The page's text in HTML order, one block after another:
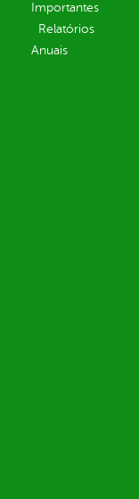
Importantes
Relatórios
Anuais